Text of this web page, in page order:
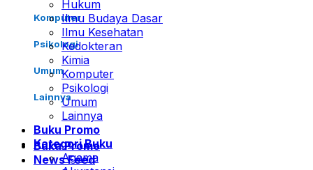
Komputer
Psikologi
Umum
Lainnya
Buku Promo
News Feed
Hukum
Ilmu Budaya Dasar
Ilmu Kesehatan
Kedokteran
Kimia
Komputer
Psikologi
Umum
Lainnya
Buku Promo
Kategori Buku
Agama